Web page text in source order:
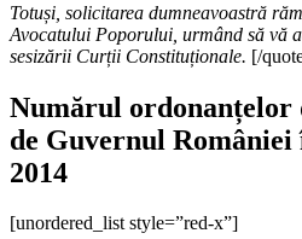
Totuși, solicitarea dumneavoastră
Avocatului Poporului, urmând să vă
sesizării Curții Constituționale. [/
Numărul ordonanțelor
de Guvernul României
2014
[unordered_list style=”red-x”]